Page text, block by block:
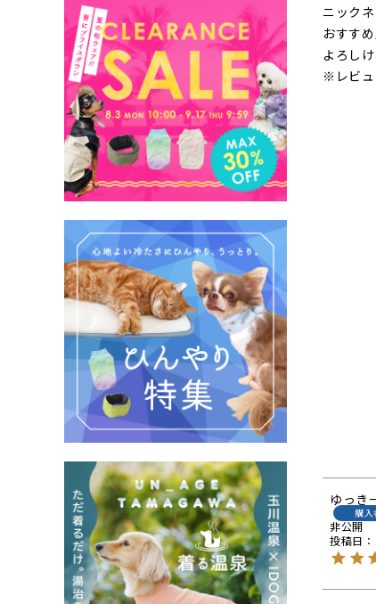
ニック
おすす
よろし
※レビュ
ゆっき
購入
非公開
投稿日